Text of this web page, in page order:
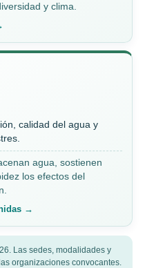
y clima.
calidad del agua y
agua, sostienen
los efectos del
→
Las sedes, modalidades y
organizaciones convocantes.